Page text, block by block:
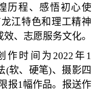
历程、感悟初心使
江特色和理工精神
、志愿服务文化。
作时间为2022年1
(软、硬笔)、摄影四
报1幅作品。报送作